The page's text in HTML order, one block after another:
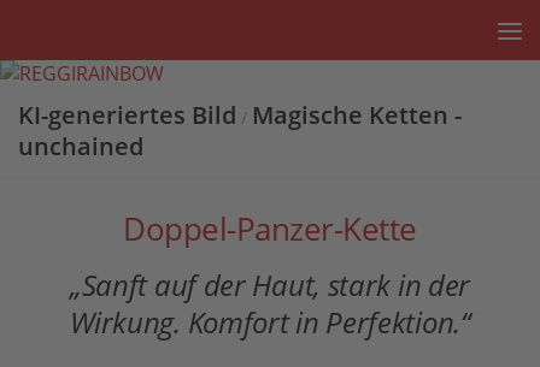
KI-generiertes Bild / Magische Ketten -
unchained
Doppel-Panzer-Kette
„Sanft auf der Haut, stark in der
Wirkung. Komfort in Perfektion.“